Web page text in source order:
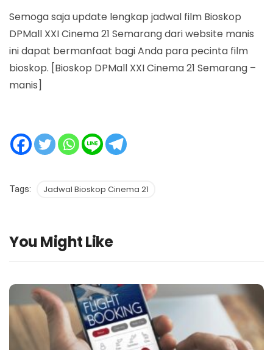
Semoga saja update lengkap jadwal film Bioskop
DPMall XXI Cinema 21 Semarang dari website manis
ini dapat bermanfaat bagi Anda para pecinta film
bioskop. [Bioskop DPMall XXI Cinema 21 Semarang –
manis]
Tags: Jadwal Bioskop Cinema 21
You Might Like